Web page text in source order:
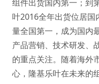
组件出货国内第一；到
叶2016全年出货位居国
量全国第一，成为国内
产品营销、技术研发、
的重点关注。随着海外
心，隆基乐叶在未来的